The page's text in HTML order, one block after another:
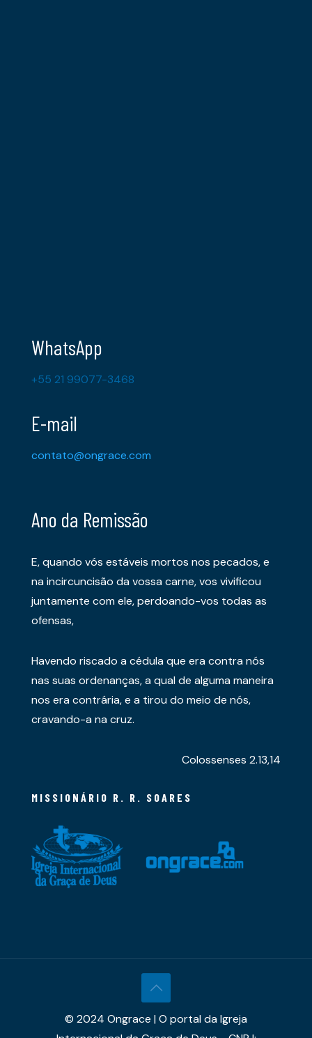
WhatsApp
+55 21 99077-3468
E-mail
contato@ongrace.com
Ano da Remissão
E, quando vós estáveis mortos nos pecados, e
na incircuncisão da vossa carne, vos vivificou
juntamente com ele, perdoando-vos todas as
ofensas,
Havendo riscado a cédula que era contra nós
nas suas ordenanças, a qual de alguma maneira
nos era contrária, e a tirou do meio de nós,
cravando-a na cruz.
Colossenses 2.13,14
MISSIONÁRIO R. R. SOARES
© 2024 Ongrace | O portal da Igreja